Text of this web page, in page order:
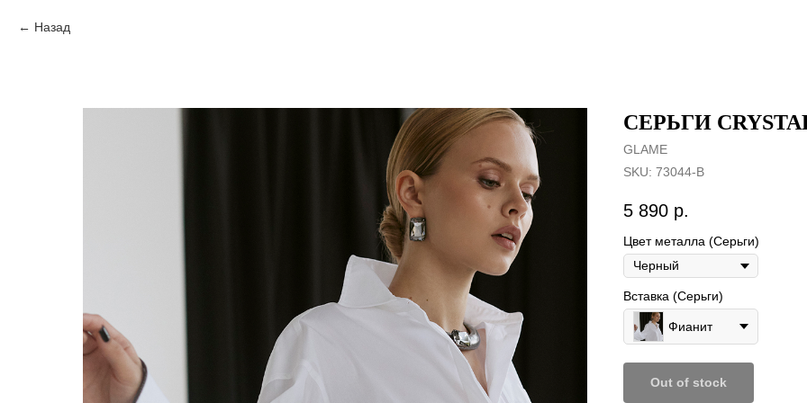
Назад
СЕРЬГИ
GLAME
SKU: 73044-B
5 890 р.
Цвет металла (Серьги)
Вставка (Серьги)
Фианит
Out of stock